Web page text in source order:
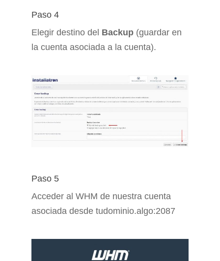
Paso 4
Elegir destino del Backup (guardar en
la cuenta asociada a la cuenta).
Paso 5
Acceder al WHM de nuestra cuenta
asociada desde tudominio.algo:2087